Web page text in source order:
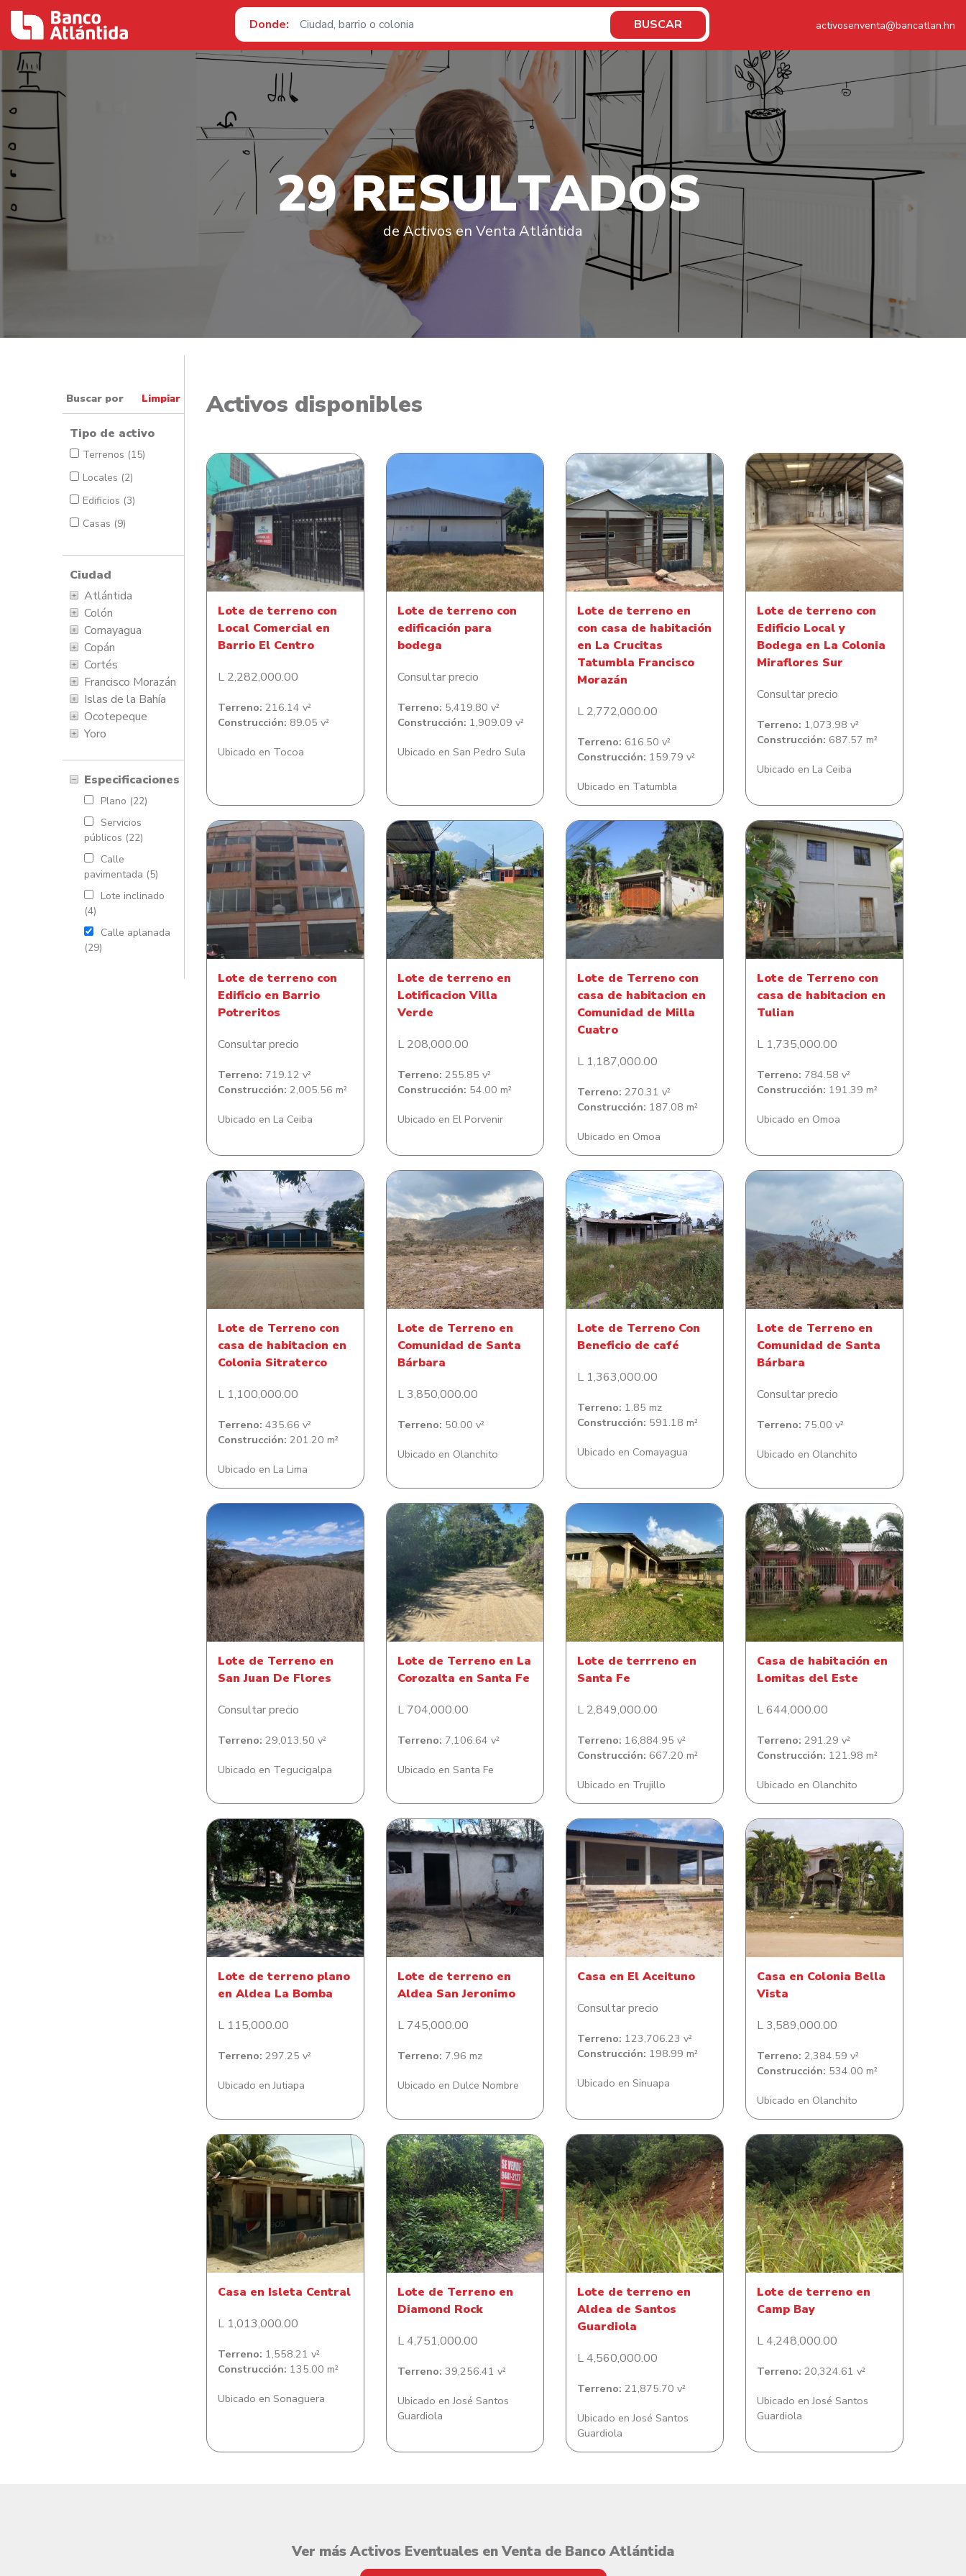
activosenventa@bancatlan.hn
Donde: BUSCAR
29 RESULTADOS
de Activos en Venta Atlántida
Buscar por Limpiar
Tipo de activo
Terrenos (15)
Locales (2)
Edificios (3)
Casas (9)
Ciudad
Atlántida
Colón
Comayagua
Copán
Cortés
Francisco Morazán
Islas de la Bahía
Ocotepeque
Yoro
Especificaciones
Plano (22)
Servicios
públicos (22)
Calle
pavimentada (5)
Lote inclinado
(4)
Calle aplanada
(29)
Activos disponibles
Lote de terreno con Local
Comercial en Barrio El
Centro
Lote de terreno con
Local Comercial en
Barrio El Centro
L 2,282,000.00
Terreno: 216.14 v²
Construcción: 89.05 v²
Ubicado en Tocoa
Lote de terreno con
edificación para bodega
Lote de terreno con
edificación para
bodega
Consultar precio
Terreno: 5,419.80 v²
Construcción: 1,909.09 v²
Ubicado en San Pedro Sula
Lote de terreno en con casa
de habitación en La Crucitas
Tatumbla Francisco
Morazán
Lote de terreno en
con casa de habitación
en La Crucitas
Tatumbla Francisco
Morazán
L 2,772,000.00
Terreno: 616.50 v²
Construcción: 159.79 v²
Ubicado en Tatumbla
Lote de terreno con Edificio
Local y Bodega en La
Colonia Miraflores Sur
Lote de terreno con
Edificio Local y
Bodega en La Colonia
Miraflores Sur
Consultar precio
Terreno: 1,073.98 v²
Construcción: 687.57 m²
Ubicado en La Ceiba
Lote de terreno con Edificio
en Barrio Potreritos
Lote de terreno con
Edificio en Barrio
Potreritos
Consultar precio
Terreno: 719.12 v²
Construcción: 2,005.56 m²
Ubicado en La Ceiba
Lote de terreno en
Lotificacion Villa Verde
Lote de terreno en
Lotificacion Villa
Verde
L 208,000.00
Terreno: 255.85 v²
Construcción: 54.00 m²
Ubicado en El Porvenir
Lote de Terreno con casa
de habitacion en Comunidad
de Milla Cuatro
Lote de Terreno con
casa de habitacion en
Comunidad de Milla
Cuatro
L 1,187,000.00
Terreno: 270.31 v²
Construcción: 187.08 m²
Ubicado en Omoa
Lote de Terreno con casa
de habitacion en Tulian
Lote de Terreno con
casa de habitacion en
Tulian
L 1,735,000.00
Terreno: 784.58 v²
Construcción: 191.39 m²
Ubicado en Omoa
Lote de Terreno con casa
de habitacion en Colonia
Sitraterco
Lote de Terreno con
casa de habitacion en
Colonia Sitraterco
L 1,100,000.00
Terreno: 435.66 v²
Construcción: 201.20 m²
Ubicado en La Lima
Lote de Terreno en
Comunidad de Santa
Bárbara
Lote de Terreno en
Comunidad de Santa
Bárbara
L 3,850,000.00
Terreno: 50.00 v²
Ubicado en Olanchito
Lote de Terreno Con
Beneficio de café
Lote de Terreno Con
Beneficio de café
L 1,363,000.00
Terreno: 1.85 mz
Construcción: 591.18 m²
Ubicado en Comayagua
Lote de Terreno en
Comunidad de Santa
Bárbara
Lote de Terreno en
Comunidad de Santa
Bárbara
Consultar precio
Terreno: 75.00 v²
Ubicado en Olanchito
Lote de Terreno en San
Juan De Flores
Lote de Terreno en
San Juan De Flores
Consultar precio
Terreno: 29,013.50 v²
Ubicado en Tegucigalpa
Lote de Terreno en La
Corozalta en Santa Fe
Lote de Terreno en La
Corozalta en Santa Fe
L 704,000.00
Terreno: 7,106.64 v²
Ubicado en Santa Fe
Lote de terrreno en Santa
Fe
Lote de terrreno en
Santa Fe
L 2,849,000.00
Terreno: 16,884.95 v²
Construcción: 667.20 m²
Ubicado en Trujillo
Casa de habitación en
Lomitas del Este
Casa de habitación en
Lomitas del Este
L 644,000.00
Terreno: 291.29 v²
Construcción: 121.98 m²
Ubicado en Olanchito
Lote de terreno plano en
Aldea La Bomba
Lote de terreno plano
en Aldea La Bomba
L 115,000.00
Terreno: 297.25 v²
Ubicado en Jutiapa
Lote de terreno en Aldea
San Jeronimo
Lote de terreno en
Aldea San Jeronimo
L 745,000.00
Terreno: 7.96 mz
Ubicado en Dulce Nombre
Casa en El Aceituno
Casa en El Aceituno
Consultar precio
Terreno: 123,706.23 v²
Construcción: 198.99 m²
Ubicado en Sinuapa
Casa en Colonia Bella Vista
Casa en Colonia Bella
Vista
L 3,589,000.00
Terreno: 2,384.59 v²
Construcción: 534.00 m²
Ubicado en Olanchito
Casa en Isleta Central
Casa en Isleta Central
L 1,013,000.00
Terreno: 1,558.21 v²
Construcción: 135.00 m²
Ubicado en Sonaguera
Lote de Terreno en
Diamond Rock
Lote de Terreno en
Diamond Rock
L 4,751,000.00
Terreno: 39,256.41 v²
Ubicado en José Santos
Guardiola
Lote de terreno en Aldea
de Santos Guardiola
Lote de terreno en
Aldea de Santos
Guardiola
L 4,560,000.00
Terreno: 21,875.70 v²
Ubicado en José Santos
Guardiola
Lote de terreno en Camp
Bay
Lote de terreno en
Camp Bay
L 4,248,000.00
Terreno: 20,324.61 v²
Ubicado en José Santos
Guardiola
Ver más Activos Eventuales en Venta de Banco Atlántida